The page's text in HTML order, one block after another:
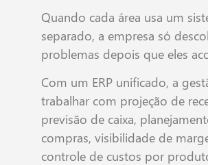
Quando cada área usa um
separado, a empresa só
problemas depois que eles
Com um ERP unificado, a
trabalhar com projeção de
previsão de caixa,
compras, visibilidade de
controle de custos por